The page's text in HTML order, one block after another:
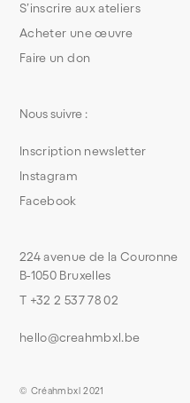
S’inscrire aux ateliers
Acheter une œuvre
Faire un don
224 avenue de la Couronne
B-1050 Bruxelles
T +32 2 537 78 02
hello@creahmbxl.be
Nous suivre :
Inscription newsletter
Instagram
Facebook
© Créahmbxl 2021